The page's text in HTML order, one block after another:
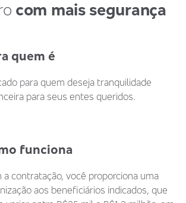
com mais segurança
quem é
para quem deseja tranquilidade
para seus entes queridos.
funciona
a contratação, você proporciona uma
aos beneficiários indicados, que